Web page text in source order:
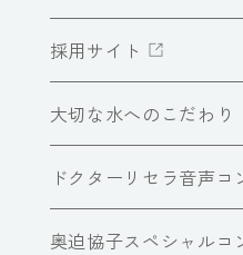
採用サイト
大切な水へのこだわり
ドクターリセラ音声コ
奥迫協子スペシャルコ